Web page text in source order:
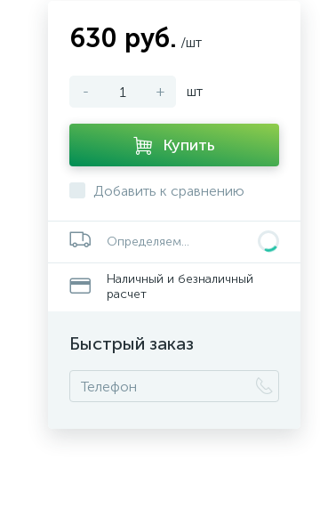
630 руб. /шт
- + шт
Купить
Добавить к сравнению
Определяем...
Наличный и безналичный
расчет
Быстрый заказ